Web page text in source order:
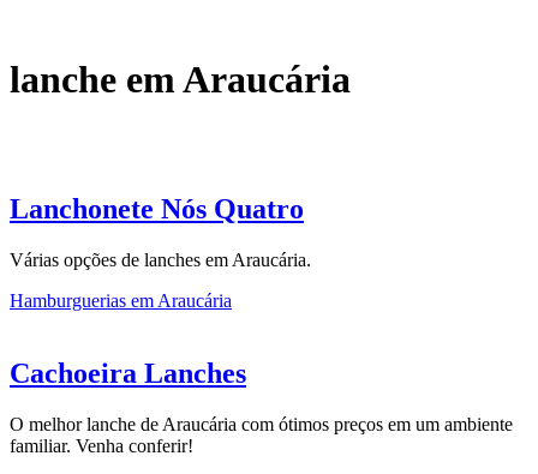
lanche em Araucária
Lanchonete Nós Quatro
Várias opções de lanches em Araucária.
Hamburguerias em Araucária
Cachoeira Lanches
O melhor lanche de Araucária com ótimos preços em um ambiente
familiar. Venha conferir!